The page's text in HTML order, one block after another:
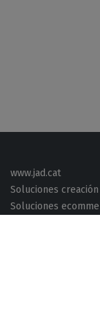
www.jad.cat
Soluciones
Soluciones